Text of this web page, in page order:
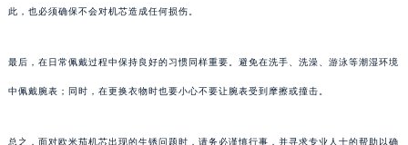
此，也必须确保不会对机芯造成任何损伤。
最后，在日常佩戴过程中保持良好的习惯同样重要。避免在洗手、洗澡、游泳等潮湿环境
中佩戴腕表；同时，在更换衣物时也要小心不要让腕表受到摩擦或撞击。
总之，面对欧米茄机芯出现的生锈问题时，请务必谨慎行事，并寻求专业人士的帮助以确